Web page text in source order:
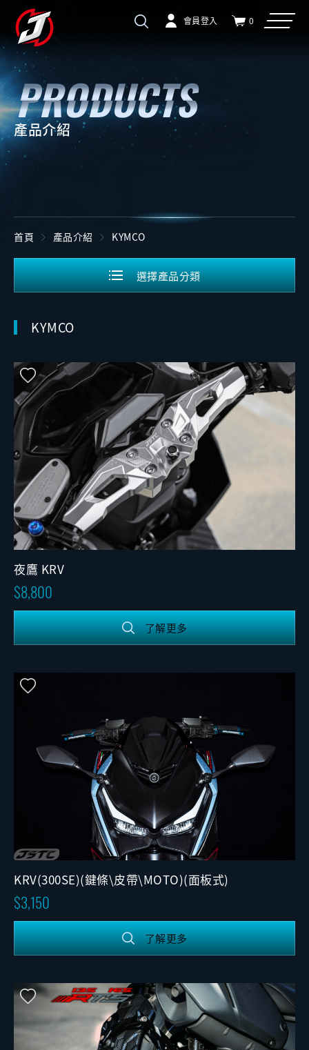
會員登入 0
產品介紹
首頁 產品介紹 KYMCO
選擇產品分類
KYMCO
夜鷹 KRV
8,800
了解更多
KRV(300SE)(鍵條\皮帶\MOTO)(面板式)
3,150
了解更多